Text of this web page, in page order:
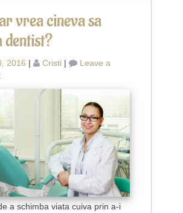
vrea cineva sa
dentist?
2016 | Cristi |
Leave a
on
ar
vrea
cineva
sa
devina
dentist?
a schimba viata cuiva prin a-i